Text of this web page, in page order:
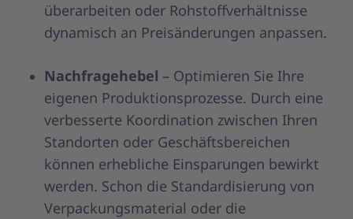
überarbeiten oder Rohstoffverhältnisse
dynamisch an Preisänderungen anpassen.
Nachfragehebel – Optimieren Sie Ihre
eigenen Produktionsprozesse. Durch eine
verbesserte Koordination zwischen Ihren
Standorten oder Geschäftsbereichen
können erhebliche Einsparungen bewirkt
werden. Schon die Standardisierung von
Verpackungsmaterial oder die